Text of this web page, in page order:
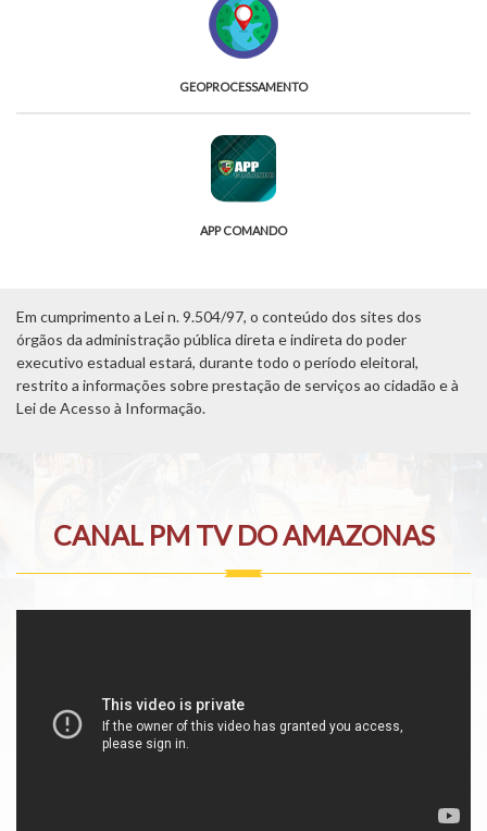
GEOPROCESSAMENTO
APP COMANDO
Em cumprimento a Lei n. 9.504/97, o conteúdo dos sites dos
órgãos da administração pública direta e indireta do poder
executivo estadual estará, durante todo o período eleitoral,
restrito a informações sobre prestação de serviços ao cidadão e à
Lei de Acesso à Informação.
CANAL PM TV DO AMAZONAS